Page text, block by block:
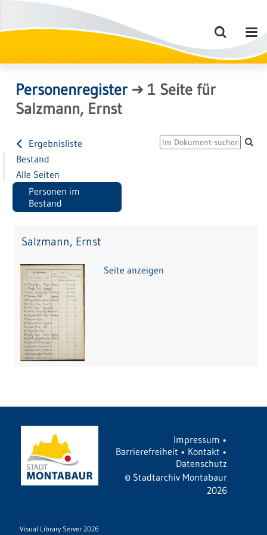
Personenregister→1 Seite für
Salzmann, Ernst
Ergebnisliste
Bestand
Alle Seiten
Personen im
Bestand
Salzmann, Ernst
Seite anzeigen
Impressum •
Barrierefreiheit • Kontakt •
Datenschutz
© Stadtarchiv Montabaur
2026
Visual Library Server 2026